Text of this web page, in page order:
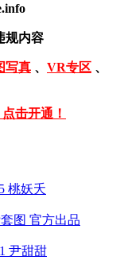
规内容
写真 、 VR专区 、
击开通！
桃妖夭
图 官方出品
尹甜甜